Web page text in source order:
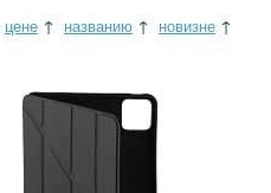
цене ↑ названию ↑ новизне ↑